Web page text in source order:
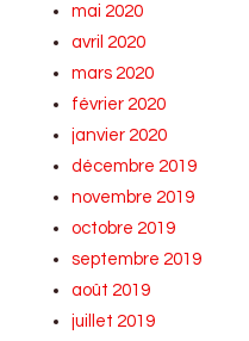
mai 2020
avril 2020
mars 2020
février 2020
janvier 2020
décembre 2019
novembre 2019
octobre 2019
septembre 2019
août 2019
juillet 2019